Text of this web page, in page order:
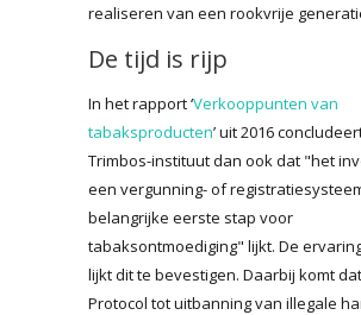
realiseren van een rookvrije
De tijd is rijp
In het rapport ‘Verkooppunten van
tabaksproducten’ uit 2016
Trimbos-instituut dan ook dat "het
een vergunning- of
belangrijke eerste stap voor
tabaksontmoediging" lijkt. De
lijkt dit te bevestigen. Daarbij komt
Protocol tot uitbanning van illegale